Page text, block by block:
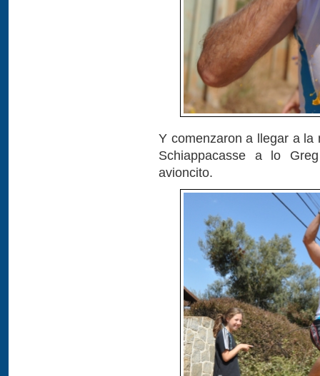
Y comenzaron a llegar a la
Schiappacasse a lo
avioncito.